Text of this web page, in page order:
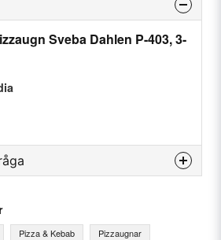
Sveba Dahlen P-403, 3-
denna produkten...
Pizza & Kebab
Pizzaugnar